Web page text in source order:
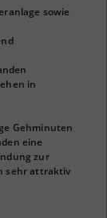
sowie
in
Gehminuten
eine
zur
sehr attraktiv